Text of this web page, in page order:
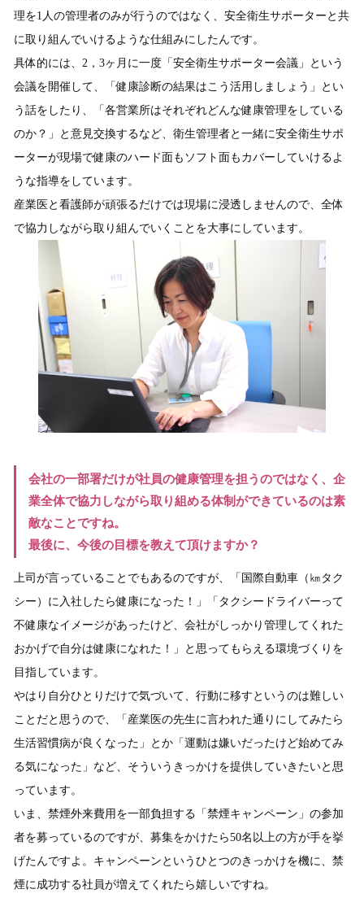
理を1人の管理者のみが行うのではなく、安全衛生サポーターと共
に取り組んでいけるような仕組みにしたんです。
具体的には、2，3ヶ月に一度「安全衛生サポーター会議」という
会議を開催して、「健康診断の結果はこう活用しましょう」とい
う話をしたり、「各営業所はそれぞれどんな健康管理をしている
のか？」と意見交換するなど、衛生管理者と一緒に安全衛生サポ
ーターが現場で健康のハード面もソフト面もカバーしていけるよ
うな指導をしています。
産業医と看護師が頑張るだけでは現場に浸透しませんので、全体
で協力しながら取り組んでいくことを大事にしています。
会社の一部署だけが社員の健康管理を担うのではなく、企
業全体で協力しながら取り組める体制ができているのは素
敵なことですね。
最後に、今後の目標を教えて頂けますか？
上司が言っていることでもあるのですが、「国際自動車（㎞タク
シー）に入社したら健康になった！」「タクシードライバーって
不健康なイメージがあったけど、会社がしっかり管理してくれた
おかげで自分は健康になれた！」と思ってもらえる環境づくりを
目指しています。
やはり自分ひとりだけで気づいて、行動に移すというのは難しい
ことだと思うので、「産業医の先生に言われた通りにしてみたら
生活習慣病が良くなった」とか「運動は嫌いだったけど始めてみ
る気になった」など、そういうきっかけを提供していきたいと思
っています。
いま、禁煙外来費用を一部負担する「禁煙キャンペーン」の参加
者を募っているのですが、募集をかけたら50名以上の方が手を挙
げたんですよ。キャンペーンというひとつのきっかけを機に、禁
煙に成功する社員が増えてくれたら嬉しいですね。